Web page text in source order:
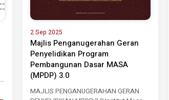
2 Sep 2025
Majlis Penganugerahan Geran
Penyelidikan Program
Pembangunan Dasar MASA
(MPDP) 3.0
MAJLIS PENGANUGERAHAN GERAN